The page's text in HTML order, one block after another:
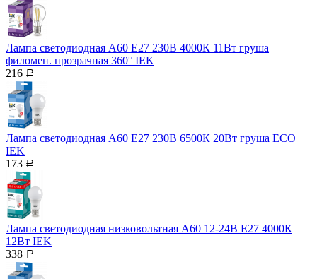
Лампа светодиодная A60 Е27 230В 4000К 11Вт груша
филомен. прозрачная 360° IEK
216 Р
Лампа светодиодная A60 Е27 230В 6500К 20Вт груша ECO
IEK
173 Р
Лампа светодиодная низковольтная A60 12-24B Е27 4000К
12Вт IEK
338 Р